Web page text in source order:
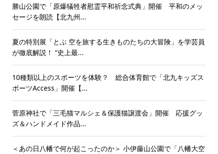
勝山公園で「原爆犠牲者慰霊平和祈念式典」開催 平和のメッ
セージを朗読【北九州...
夏の特別展「とぶ 空を旅する生きものたちの大冒険」を学芸員
が徹底解説！ “史上最...
10種類以上のスポーツを体験？ 総合体育館で「北九キッズス
ポーツAccess」開催【...
菅原神社で「三毛猫マルシェ＆保護猫譲渡会」開催 応援グッ
ズ＆ハンドメイド作品...
＜あの日八幡で何が起こったのか＞ 小伊藤山公園で「八幡大空